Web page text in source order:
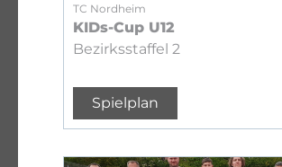
TC Nordheim
KIDs-Cup U12
Bezirksstaffel 2
Spielplan